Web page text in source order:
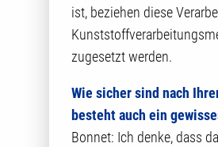
ist, beziehen diese
zugesetzt werden.
Wie sicher sind nach
besteht auch ein
Bonnet: Ich denke, dass